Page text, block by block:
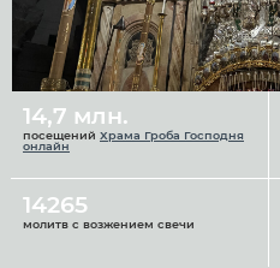
14,7 млн.
посещений Храма Гроба Господня
онлайн
14265
молитв с возжением свечи